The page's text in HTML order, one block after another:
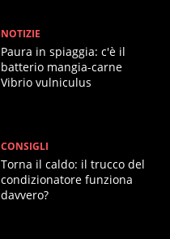
NOTIZIE
Paura in spiaggia: c'è il
batterio mangia-carne
Vibrio vulniculus
CONSIGLI
Torna il caldo: il trucco del
condizionatore funziona
davvero?